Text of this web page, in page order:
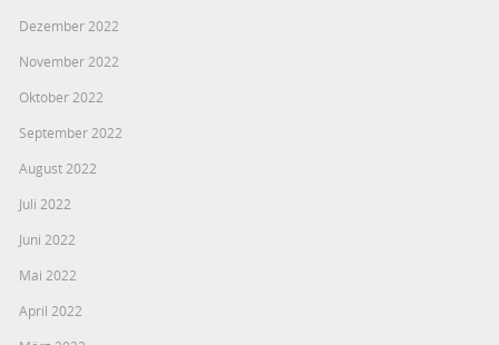
Dezember 2022
November 2022
Oktober 2022
September 2022
August 2022
Juli 2022
Juni 2022
Mai 2022
April 2022